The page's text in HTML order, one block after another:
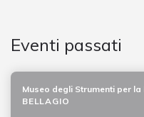
Eventi passati
Museo degli Strumenti per
BELLAGIO